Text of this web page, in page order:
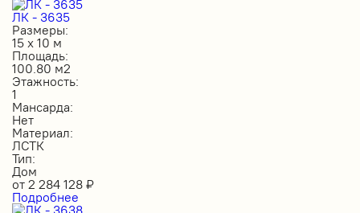
ЛК - 3635
Размеры:
15 х 10 м
Площадь:
100.80 м2
Этажность:
1
Мансарда:
Нет
Материал:
ЛСТК
Тип:
Дом
от 2 284 128 ₽
Подробнее